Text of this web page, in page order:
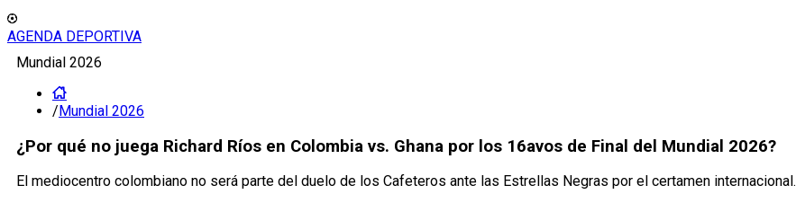
AGENDA DEPORTIVA
Mundial 2026
/Mundial 2026
¿Por qué no juega Richard Ríos en Colombia vs. Ghana por los 16avos de Final del Mundial 2026?
El mediocentro colombiano no será parte del duelo de los Cafeteros ante las Estrellas Negras por el certamen internacional.